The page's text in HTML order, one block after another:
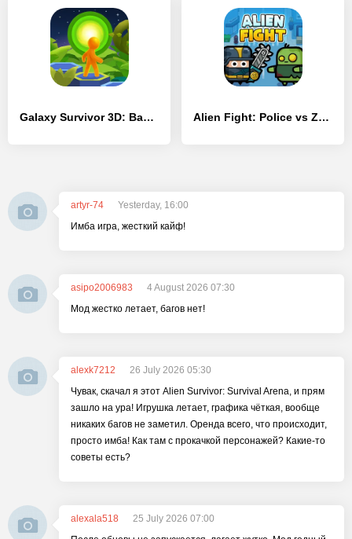
Galaxy Survivor 3D: Back Home - [Взлом/МОД Unlocked] Alien Fight: Police vs Zombie - [Взлом/МОД Все открыто]
artyr-74
Yesterday, 16:00
Имба игра, жесткий кайф!
asipo2006983
4 August 2026 07:30
Мод жестко летает, багов нет!
alexk7212
26 July 2026 05:30
Чувак, скачал я этот Alien Survivor: Survival Arena, и прям
зашло на ура! Игрушка летает, графика чёткая, вообще
никаких багов не заметил. Оренда всего, что происходит,
просто имба! Как там с прокачкой персонажей? Какие-то
советы есть?
alexala518
25 July 2026 07:00